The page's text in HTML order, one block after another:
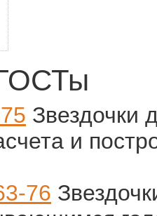
Звездочки
и
76